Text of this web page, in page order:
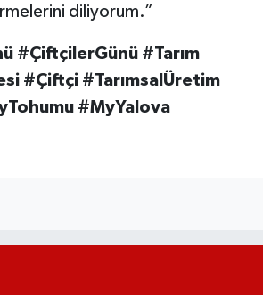
diliyorum.”
#ÇiftçilerGünü #Tarım
#Çiftçi #TarımsalÜretim
#MyYalova